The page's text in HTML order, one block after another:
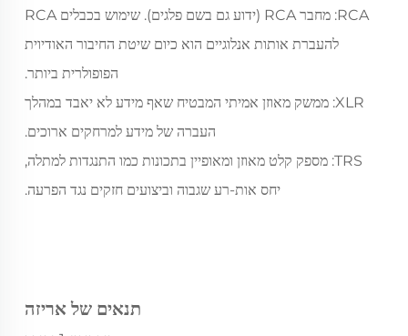
RCA: מחבר RCA (ידוע גם בשם פלגים). שימוש בכבלים RCA
להעברת אותות אנלוגיים הוא כיום שיטת החיבור האודיוית
הפופולרית ביותר.
XLR: ממשק מאוזן אמיתי המבטיח שאף מידע לא יאבד במהלך
העברה של מידע למרחקים ארוכים.
TRS: מספק קלט מאוזן ומאופיין בתכונות כמו התנגדות למתלה,
יחס אות-רע שגבוה וביצועים חזקים נגד הפרעה.
תנאים של אריזה